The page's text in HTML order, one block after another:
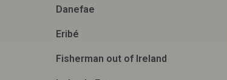
Danefae
Eribé
Fisherman out of Ireland